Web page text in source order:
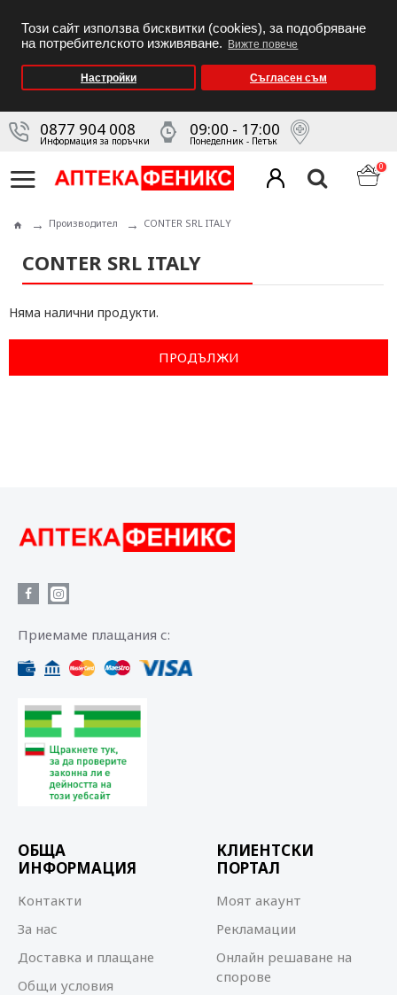
Този сайт използва бисквитки (cookies), за подобряване
на потребителското изживяване.
Вижте повече
Настройки Съгласен съм
0877 904 008
Информация за поръчки
09:00 - 17:00
Понеделник - Петък
0
Производител CONTER SRL ITALY
CONTER SRL ITALY
Няма налични продукти.
ПРОДЪЛЖИ
Приемаме плащания с:
ОБЩА
ИНФОРМАЦИЯ
Контакти
За нас
Доставка и плащане
Общи условия
КЛИЕНТСКИ
ПОРТАЛ
Моят акаунт
Рекламации
Онлайн решаване на
спорове